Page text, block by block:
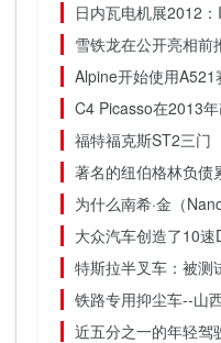
日内瓦电机展2012
雪铁龙在公开亮相
Alpine开始使用
C4 Picasso在2013
福特福克斯ST2三门
著名的纽伯格林负债
为什么南希·金（
大众汽车创造了10速
特斯拉半叉车：被测
铁路专用抑尘车--山
近五分之一的年轻驾